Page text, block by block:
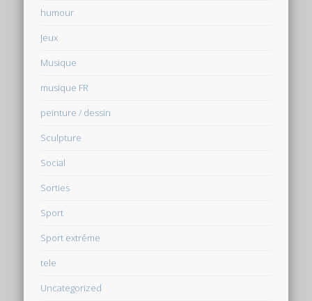
humour
Jeux
Musique
musique FR
peinture / dessin
Sculpture
Social
Sorties
Sport
Sport extrême
tele
Uncategorized